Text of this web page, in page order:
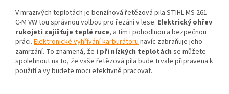
V mrazivých teplotách je benzínová řetězová pila STIHL MS 261
C-M VW tou správnou volbou pro řezání v lese. Elektrický ohřev
rukojeti zajišťuje teplé ruce, a tím i pohodlnou a bezpečnou
práci. Elektronické vyhřívání karburátorunavíc zabraňuje jeho
zamrzání. To znamená, že i při nízkých teplotách se můžete
spolehnout na to, že vaše řetězová pila bude trvale připravena k
použití a vy budete moci efektivně pracovat.